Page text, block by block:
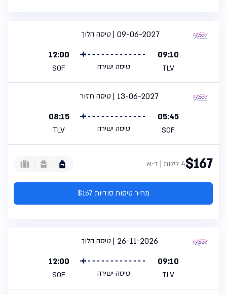
טיסה הלוך
09-06-2027
09:10
TLV טיסה ישירה
12:00
SOF
טיסה חזור
13-06-2027
05:45
SOF טיסה ישירה
08:15
TLV
$1674 לילות | ד-א
מחיר טיסות סודיות $167
טיסה הלוך
26-11-2026
09:10
TLV טיסה ישירה
12:00
SOF